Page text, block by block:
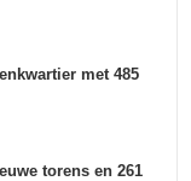
met 485
torens en 261